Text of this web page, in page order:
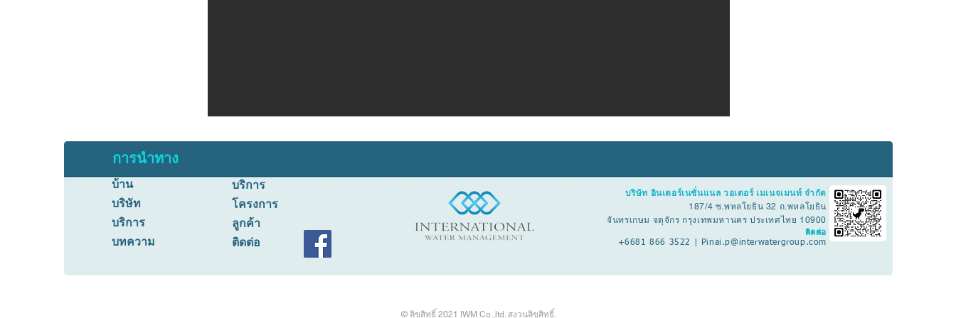
บ้าน
บริษัท
บริการ
บทความ
บริการ
โครงการ
ลูกค้า
ติดต่อ
การนำทาง
บริษัท อินเตอร์เนชั่นแนล วอเตอร์ เมเนจเมนท์ จำกัด
187/4 ซ.พหลโยธิน 32 ถ.พหลโยธิน
จันทรเกษม จตุจักร กรุงเทพมหานคร ประเทศไทย 10900
ติดต่อ
+6681 866 3522 |
Pinai.p@interwatergroup.com
© ลิขสิทธิ์ 2021 IWM Co.,ltd. สงวนลิขสิทธิ์.